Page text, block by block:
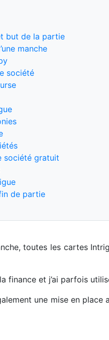
but de la partie
manche
société
société gratuit
de partie
toutes les cartes
finance et j’ai parfois
une mise en